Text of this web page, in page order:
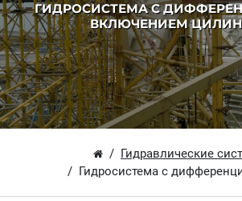
ГИДРОСИСТЕМА С
ВКЛЮЧЕНИЕМ
Гидравлические
Гидросистема с